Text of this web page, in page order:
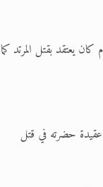
المزيد
يعتقد بقتل المرتد كما
عقيدة حضرته في قتل